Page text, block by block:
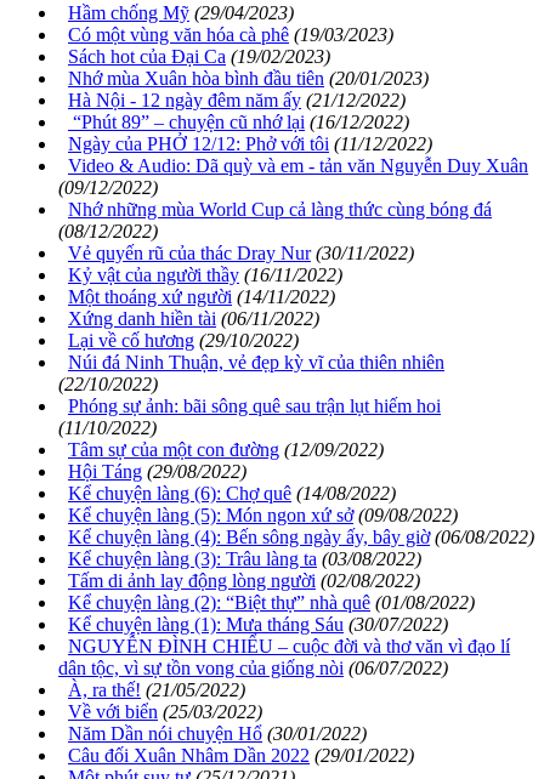
Hầm chống Mỹ (29/04/2023)
Có một vùng văn hóa cà phê (19/03/2023)
Sách hot của Đại Ca (19/02/2023)
Nhớ mùa Xuân hòa bình đầu tiên (20/01/2023)
Hà Nội - 12 ngày đêm năm ấy (21/12/2022)
“Phút 89” – chuyện cũ nhớ lại (16/12/2022)
Ngày của PHỞ 12/12: Phở với tôi (11/12/2022)
Video & Audio: Dã quỳ và em - tản văn Nguyễn Duy Xuân
(09/12/2022)
Nhớ những mùa World Cup cả làng thức cùng bóng đá
(08/12/2022)
Vẻ quyến rũ của thác Dray Nur (30/11/2022)
Kỷ vật của người thầy (16/11/2022)
Một thoáng xứ người (14/11/2022)
Xứng danh hiền tài (06/11/2022)
Lại về cố hương (29/10/2022)
Núi đá Ninh Thuận, vẻ đẹp kỳ vĩ của thiên nhiên
(22/10/2022)
Phóng sự ảnh: bãi sông quê sau trận lụt hiếm hoi
(11/10/2022)
Tâm sự của một con đường (12/09/2022)
Hội Táng (29/08/2022)
Kể chuyện làng (6): Chợ quê (14/08/2022)
Kể chuyện làng (5): Món ngon xứ sở (09/08/2022)
Kể chuyện làng (4): Bến sông ngày ấy, bây giờ (06/08/2022)
Kể chuyện làng (3): Trâu làng ta (03/08/2022)
Tấm di ảnh lay động lòng người (02/08/2022)
Kể chuyện làng (2): “Biệt thự” nhà quê (01/08/2022)
Kể chuyện làng (1): Mưa tháng Sáu (30/07/2022)
NGUYỄN ĐÌNH CHIỂU – cuộc đời và thơ văn vì đạo lí
dân tộc, vì sự tồn vong của giống nòi (06/07/2022)
À, ra thế! (21/05/2022)
Về với biển (25/03/2022)
Năm Dần nói chuyện Hổ (30/01/2022)
Câu đối Xuân Nhâm Dần 2022 (29/01/2022)